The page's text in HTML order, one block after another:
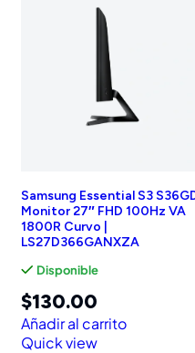
Samsung Essential S3
Monitor 27″ FHD 100Hz VA
1800R Curvo |
LS27D366GANXZA
Disponible
$130.00
Añadir al carrito
Quick view